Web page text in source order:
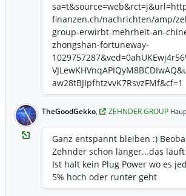
finanzen.ch/nachrichten/amp/
group-erwirbt-mehrheit-an-
zhongshan-fortuneway-
aw28tBJIpfhtzvvK7RsvzFMf&cf=1
TheGoodGekko, ZEHNDER GROUP
Ganz entspannt bleiben :)
Zehnder schon länger...das
Ist halt kein Plug Power wo es
5% hoch oder runter geht